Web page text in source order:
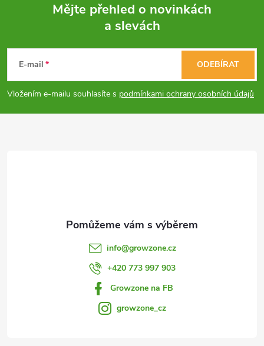
p
Mějte přehled o novinkách
a slevách
E-mail
Vložením e-mailu souhlasíte s podmínkami ochrany osobních údajů
ODEBÍRAT
info@growzone.cz
+420 773 997 903
Growzone na FB
growzone_cz